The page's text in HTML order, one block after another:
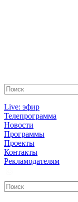
Live: эфир
Телепрограмма
Новости
Программы
Проекты
Контакты
Рекламодателям